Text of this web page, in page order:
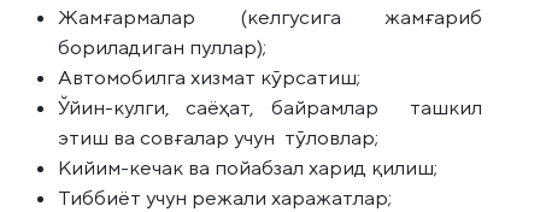
Жамғармалар (келгусига жамғариб
бориладиган пуллар);
Автомобилга хизмат кўрсатиш;
Ўйин-кулги, саёҳат, байрамлар ташкил
этиш ва совғалар учун тўловлар;
Кийим-кечак ва пойабзал харид қилиш;
Тиббиёт учун режали харажатлар;